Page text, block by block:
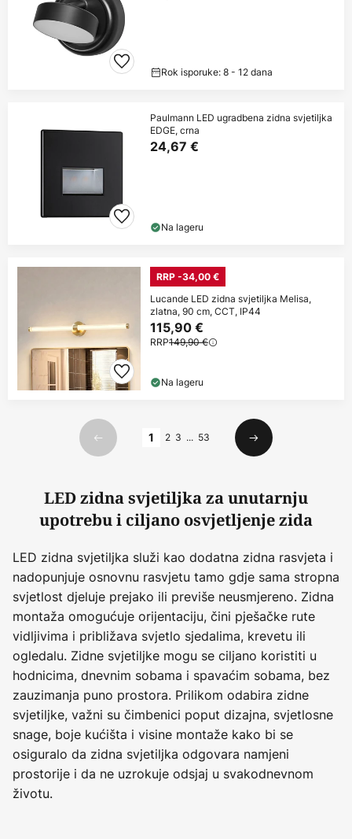
Rok isporuke: 8 - 12 dana
Paulmann LED ugradbena zidna svjetiljka
EDGE, crna
24,67 €
Na lageru
RRP -34,00 €
Lucande LED zidna svjetiljka Melisa,
zlatna, 90 cm, CCT, IP44
115,90 €
RRP149,90 €
Na lageru
Prethodno
1 2 3 ... 53
Sljedeći
LED zidna svjetiljka za unutarnju
upotrebu i ciljano osvjetljenje zida
LED zidna svjetiljka služi kao dodatna zidna rasvjeta i
nadopunjuje osnovnu rasvjetu tamo gdje sama stropna
svjetlost djeluje prejako ili previše neusmjereno. Zidna
montaža omogućuje orijentaciju, čini pješačke rute
vidljivima i približava svjetlo sjedalima, krevetu ili
ogledalu. Zidne svjetiljke mogu se ciljano koristiti u
hodnicima, dnevnim sobama i spavaćim sobama, bez
zauzimanja puno prostora. Prilikom odabira zidne
svjetiljke, važni su čimbenici poput dizajna, svjetlosne
snage, boje kućišta i visine montaže kako bi se
osiguralo da zidna svjetiljka odgovara namjeni
prostorije i da ne uzrokuje odsjaj u svakodnevnom
životu.